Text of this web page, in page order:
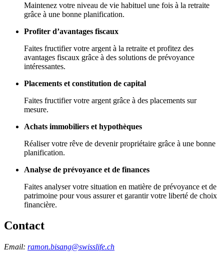
Maintenez votre niveau de vie habituel une fois à la retraite
grâce à une bonne planification.
Profiter d’avantages fiscaux
Faites fructifier votre argent à la retraite et profitez des
avantages fiscaux grâce à des solutions de prévoyance
intéressantes.
Placements et constitution de capital
Faites fructifier votre argent grâce à des placements sur
mesure.
Achats immobiliers et hypothèques
Réaliser votre rêve de devenir propriétaire grâce à une bonne
planification.
Analyse de prévoyance et de finances
Faites analyser votre situation en matière de prévoyance et de
patrimoine pour vous assurer et garantir votre liberté de choix
financière.
Contact
Email: ramon.bisang@swisslife.ch